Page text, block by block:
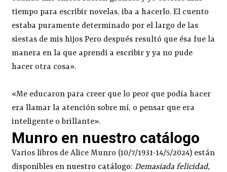
tiempo para escribir novelas, iba a hacerlo. El cuento
estaba puramente determinado por el largo de las
siestas de mis hijos Pero después resultó que ésa fue la
manera en la que aprendí a escribir y ya no pude
hacer otra cosa».
«Me educaron para creer que lo peor que podía hacer
era llamar la atención sobre mí, o pensar que era
inteligente o brillante».
Munro en nuestro catálogo
Varios libros de Alice Munro (10/7/1931-14/5/2024) están
disponibles ennuestro catálogo:Demasiada felicidad,